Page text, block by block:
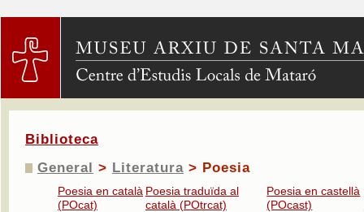
Biblioteca
General > Literatura > Poesia
Poesia en català
(POcat)
Poesia traduïda al
català (POtrcat)
Poesia en castellà
(POcast)